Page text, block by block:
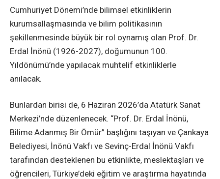
Cumhuriyet Dönemi’nde bilimsel etkinliklerin
kurumsallaşmasında ve bilim politikasının
şekillenmesinde büyük bir rol oynamış olan Prof. Dr.
Erdal İnönü (1926-2027), doğumunun 100.
Yıldönümü’nde yapılacak muhtelif etkinliklerle
anılacak.
Bunlardan birisi de, 6 Haziran 2026’da Atatürk Sanat
Merkezi’nde düzenlenecek. “Prof. Dr. Erdal İnönü,
Bilime Adanmış Bir Ömür” başlığını taşıyan ve Çankaya
Belediyesi, İnönü Vakfı ve Sevinç-Erdal İnönü Vakfı
tarafından desteklenen bu etkinlikte, meslektaşları ve
öğrencileri, Türkiye’deki eğitim ve araştırma hayatında